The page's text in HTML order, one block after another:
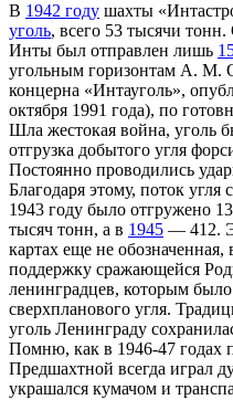
В 1942 году шахты
уголь, всего 53 тысячи
Инты был отправлен лишь
угольным горизонтам А. М.
концерна «Интауголь»,
октября 1991 года), по
Шла жестокая война, уголь
отгрузка добытого угля
Постоянно проводились
Благодаря этому, поток
1943 году было отгружено
тысяч тонн, а в 1945 — 412.
картах еще не
поддержку сражающейся
ленинградцев, которым
сверхпланового угля.
уголь Ленинграду
Помню, как в 1946-47 годах
Предшахтной всегда играл
украшался кумачом и